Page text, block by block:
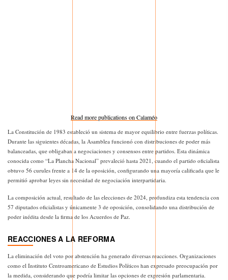
Read more publications on Calaméo
La Constitución de 1983 estableció un sistema de mayor equilibrio entre fuerzas políticas.
Durante las siguientes décadas, la Asamblea funcionó con distribuciones de poder más
balanceadas, que obligaban a negociaciones y consensos entre partidos. Esta dinámica
conocida como “La Plancha Nacional” prevaleció hasta 2021, cuando el partido oficialista
obtuvo 56 curules frente a 14 de la oposición, configurando una mayoría calificada que le
permitió aprobar leyes sin necesidad de negociación interpartidaria.
La composición actual, resultado de las elecciones de 2024, profundiza esta tendencia con
57 diputados oficialistas y únicamente 3 de oposición, consolidando una distribución de
poder inédita desde la firma de los Acuerdos de Paz.
REACCIONES A LA REFORMA
La eliminación del voto por abstención ha generado diversas reacciones. Organizaciones
como el Instituto Centroamericano de Estudios Políticos han expresado preocupación por
la medida, considerando que podría limitar las opciones de expresión parlamentaria.